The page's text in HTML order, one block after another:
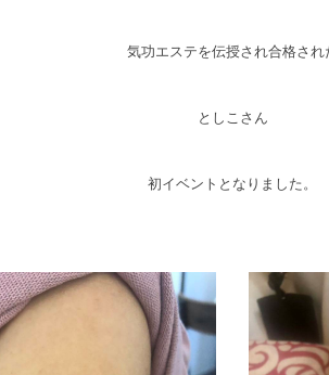
気功エステを伝授され合格され
としこさん
初イベントとなりました。